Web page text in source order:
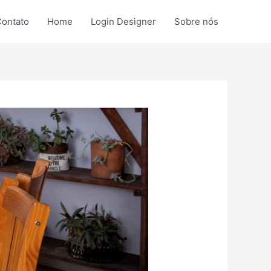
Home Login Designer Sobre nós